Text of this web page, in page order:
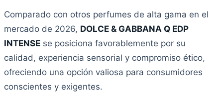
Comparado con otros perfumes de alta gama en el
mercado de 2026, DOLCE & GABBANA Q EDP
INTENSE se posiciona favorablemente por su
calidad, experiencia sensorial y compromiso ético,
ofreciendo una opción valiosa para consumidores
conscientes y exigentes.